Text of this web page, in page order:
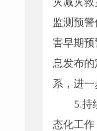
监测预
害早期
息发布
系，进
5.持
态化工作